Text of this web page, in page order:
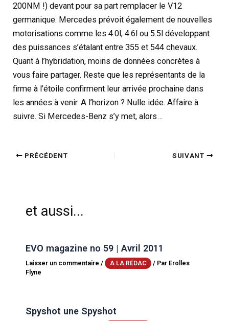
200NM !) devant pour sa part remplacer le V12
germanique. Mercedes prévoit également de nouvelles
motorisations comme les 4.0l, 4.6l ou 5.5l développant
des puissances s’étalant entre 355 et 544 chevaux.
Quant à l’hybridation, moins de données concrètes à
vous faire partager. Reste que les représentants de la
firme à l’étoile confirment leur arrivée prochaine dans
les années à venir. A l’horizon ? Nulle idée. Affaire à
suivre. Si Mercedes-Benz s’y met, alors…
PRÉCÉDENT SUIVANT
et aussi...
EVO magazine no 59 | Avril 2011
Laisser un commentaire / A LA RÉDAC / Par Erolles
Flyne
Spyshot une Spyshot